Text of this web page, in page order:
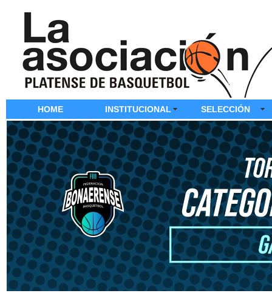
HOME INSTITUCIONAL SELECCIÓN